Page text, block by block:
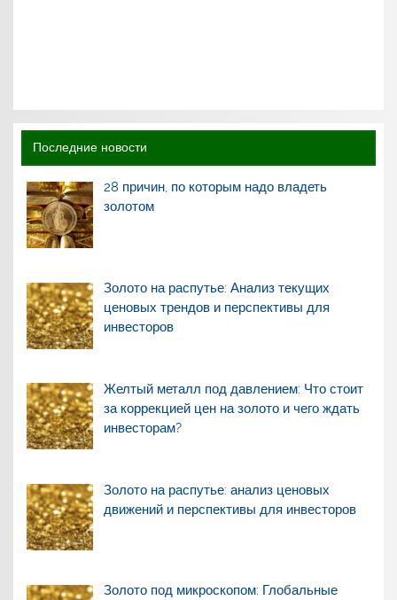
Последние новости
28 причин, по которым надо владеть
золотом
Золото на распутье: Анализ текущих
ценовых трендов и перспективы для
инвесторов
Желтый металл под давлением: Что стоит
за коррекцией цен на золото и чего ждать
инвесторам?
Золото на распутье: анализ ценовых
движений и перспективы для инвесторов
Золото под микроскопом: Глобальные